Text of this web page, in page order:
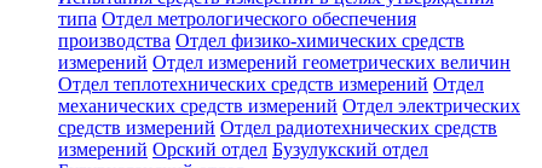
типа Отдел метрологического обеспечения
производства Отдел физико-химических средств
измерений Отдел измерений геометрических величин
Отдел теплотехнических средств измерений Отдел
механических средств измерений Отдел электрических
средств измерений Отдел радиотехнических средств
измерений Орский отдел Бузулукский отдел